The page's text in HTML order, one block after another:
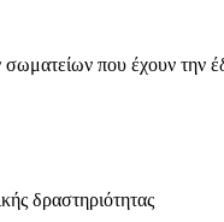
που έχουν την
δραστηριότητας